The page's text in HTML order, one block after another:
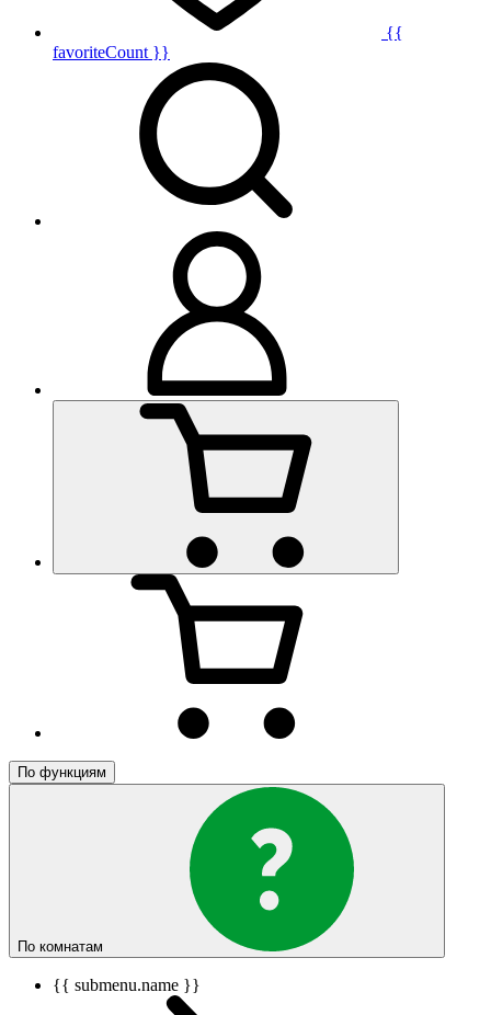
{{
favoriteCount }}
По функциям
По комнатам
{{ submenu.name }}